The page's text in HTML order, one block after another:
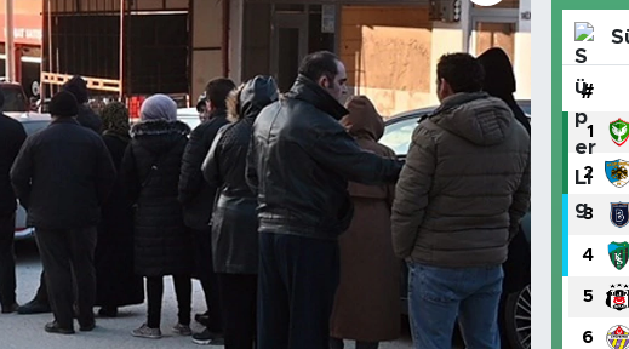
#
1
2
3
4
5
6